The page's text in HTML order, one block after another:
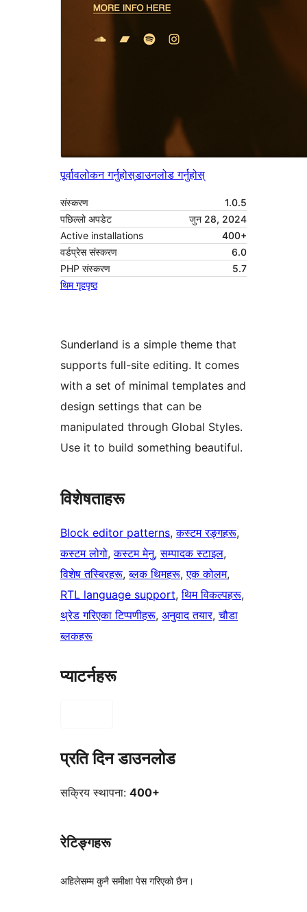
पूर्वावलोकन गर्नुहोस्डाउनलोड गर्नुहोस्
संस्करण
1.0.5
पछिल्लो अपडेट
जुन 28, 2024
Active installations
400+
वर्डप्रेस संस्करण
6.0
PHP संस्करण
5.7
थिम गृहपृष्ठ
Sunderland is a simple theme that
supports full-site editing. It comes
with a set of minimal templates and
design settings that can be
manipulated through Global Styles.
Use it to build something beautiful.
विशेषताहरू
Block editor patterns, कस्टम रङ्गहरू
कस्टम लोगो, कस्टम मेनु, सम्पादक स्टाइल
विशेष तस्बिरहरू, ब्लक थिमहरू, एक कोलम
RTL language support, थिम विकल्पहरू
थ्रेड गरिएका टिप्पणीहरू, अनुवाद तयार, चौडा
ब्लकहरू
प्याटर्नहरू
प्रति दिन डाउनलोड
सक्रिय स्थापना: 400+
रेटिङ्गहरू
अहिलेसम्म कुनै समीक्षा पेस गरिएको छैन।